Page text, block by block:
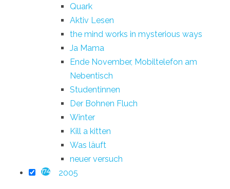
Quark
Aktiv Lesen
the mind works in mysterious ways
Ja Mama
Ende November, Mobiltelefon am
Nebentisch
Studentinnen
Der Bohnen Fluch
Winter
Kill a kitten
Was läuft
neuer versuch
174 2005